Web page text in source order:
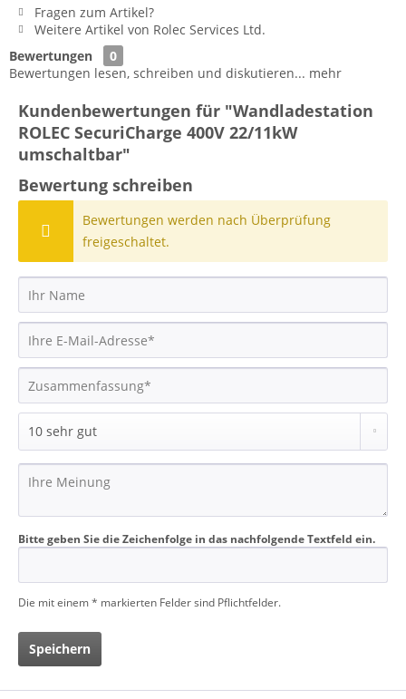
Fragen zum Artikel?
Weitere Artikel von Rolec Services Ltd.
Bewertungen
0
Bewertungen lesen, schreiben und diskutieren... mehr
Kundenbewertungen für "Wandladestation
ROLEC SecuriCharge 400V 22/11kW
umschaltbar"
Bewertung schreiben
Bewertungen werden nach Überprüfung
freigeschaltet.
Bitte geben Sie die Zeichenfolge in das nachfolgende Textfeld ein.
Die mit einem * markierten Felder sind Pflichtfelder.
Speichern